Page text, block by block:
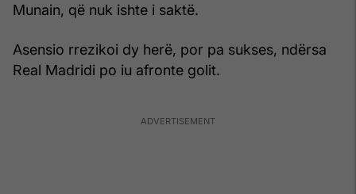
Munain, që nuk ishte i saktë.
Asensio rrezikoi dy herë, por pa sukses, ndërsa
Real Madridi po iu afronte golit.